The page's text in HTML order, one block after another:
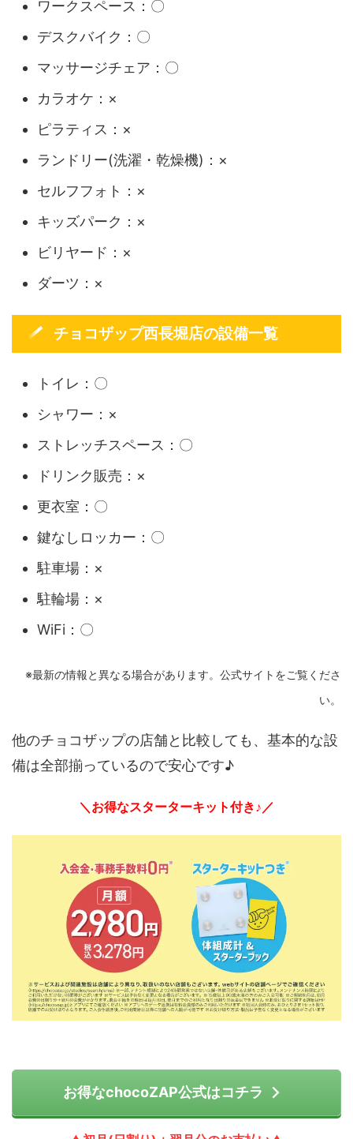
ワークスペース：〇
デスクバイク：〇
マッサージチェア：〇
カラオケ：×
ピラティス：×
ランドリー(洗濯・乾燥機)：×
セルフフォト：×
キッズパーク：×
ビリヤード：×
ダーツ：×
チョコザップ西長堀店の設備一覧
トイレ：〇
シャワー：×
ストレッチスペース：〇
ドリンク販売：×
更衣室：〇
鍵なしロッカー：〇
駐車場：×
駐輪場：×
WiFi：〇
※最新の情報と異なる場合があります。公式サイトをご覧くださ
い。
他のチョコザップの店舗と比較しても、基本的な設
備は全部揃っているので安心です♪
＼お得なスターターキット付き♪／
お得なchocoZAP公式はコチラ